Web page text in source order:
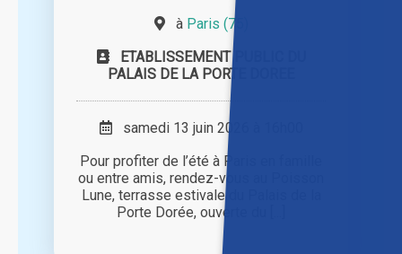
à Paris (75)
ETABLISSEMENT PUBLIC DU
PALAIS DE LA PORTE DOREE
samedi 13 juin 2026 à 16h00
Pour profiter de l’été à Paris en famille
ou entre amis, rendez-vous au Poisson
Lune, terrasse estivale du Palais de la
Porte Dorée, ouverte du [...]